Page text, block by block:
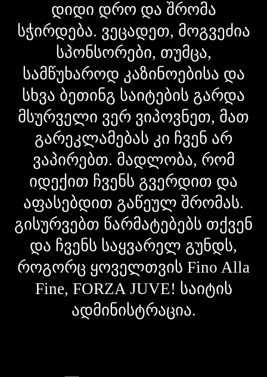
დიდი დრო და შრომა
სჭირდება. ვეცადეთ, მოგვეძია
სპონსორები, თუმცა,
სამწუხაროდ კაზინოებისა და
სხვა ბეთინგ საიტების გარდა
მსურველი ვერ ვიპოვნეთ, მათ
გარეკლამებას კი ჩვენ არ
ვაპირებთ. მადლობა, რომ
იდექით ჩვენს გვერდით და
აფასებდით გაწეულ შრომას.
გისურვებთ წარმატებებს თქვენ
და ჩვენს საყვარელ გუნდს,
როგორც ყოველთვის Fino Alla
Fine, FORZA JUVE! საიტის
ადმინისტრაცია.